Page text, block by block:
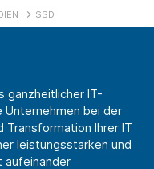
SSD
ganzheitlicher IT-
Unternehmen bei der
Transformation Ihrer IT
leistungsstarken und
aufeinander